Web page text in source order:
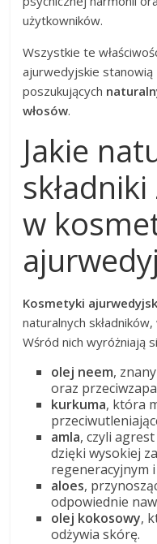
użytkowników.
Wszystkie te
ajurwedyjskie
poszukujących
włosów.
Jakie
w
Kosmetyki
naturalnych
Wśród nich wyróżniają
olej neem,
oraz
kurkuma, która
amla, czyli
dzięki wysokiej
regeneracyjnym i
aloes,
odpowiednie
olej kokosowy,
odżywia skórę.